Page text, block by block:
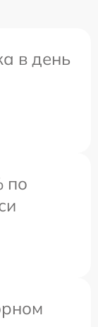
в день
по